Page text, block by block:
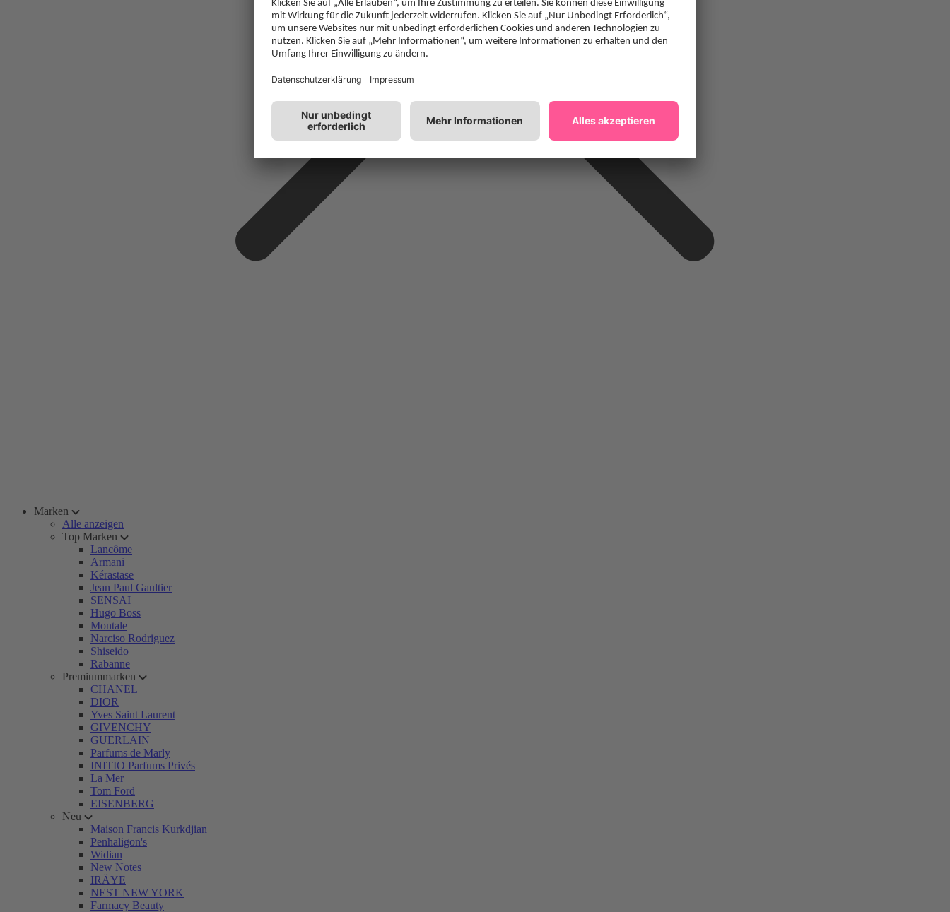
Marken
Alle anzeigen
Top Marken
Lancôme
Armani
Kérastase
Jean Paul Gaultier
SENSAI
Hugo Boss
Montale
Narciso Rodriguez
Shiseido
Rabanne
Premiummarken
CHANEL
DIOR
Yves Saint Laurent
GIVENCHY
GUERLAIN
Parfums de Marly
INITIO Parfums Privés
La Mer
Tom Ford
EISENBERG
Neu
Maison Francis Kurkdjian
Penhaligon's
Widian
New Notes
IRÄYE
NEST NEW YORK
Farmacy Beauty